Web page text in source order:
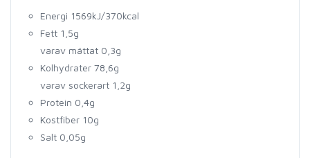
Energi 1569kJ/370kcal
Fett 1,5g
varav mättat 0,3g
Kolhydrater 78,6g
varav sockerart 1,2g
Protein 0,4g
Kostfiber 10g
Salt 0,05g